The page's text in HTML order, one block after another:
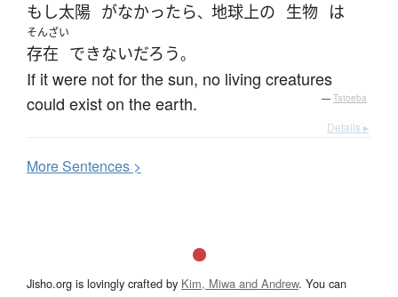
もし太陽 がなかったら、 地球上の 生物 は
そんざい
存在 できないだろう。
If it were not for the sun, no living creatures
could exist on the earth.
— Tatoeba
Details ▸
MoreSentences >
Jisho.org is lovingly crafted by Kim, Miwa and Andrew. You can